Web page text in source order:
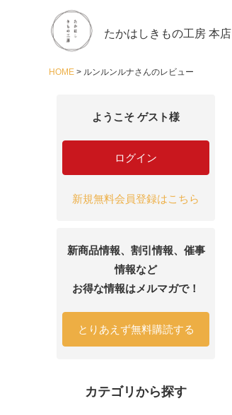
たかはしきもの工房 本店
HOME ルンルンルナさんのレビュー
ようこそ ゲスト様
ログイン
新規無料会員登録はこちら
新商品情報、割引情報、催事
情報など
お得な情報はメルマガで！
とりあえず無料購読する
カテゴリから探す